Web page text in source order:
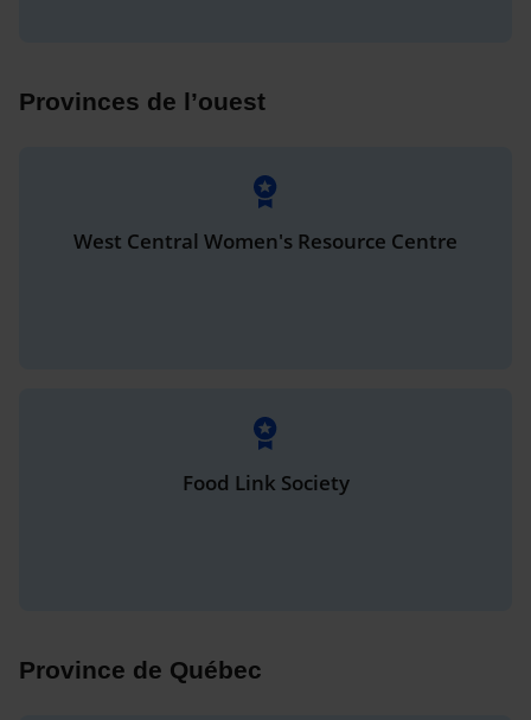
Provinces de l’ouest
West Central Women's Resource Centre
Food Link Society
Province de Québec